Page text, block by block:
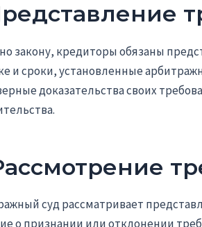
закону, кредиторы обязаны
и сроки, установленные
доказательства своих
суд рассматривает
о признании или отклонении